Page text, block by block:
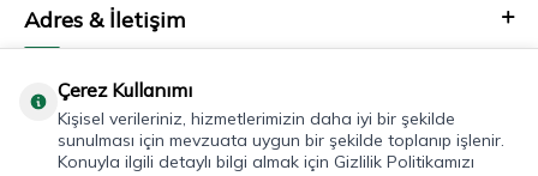
Adres & İletişim
Çerez Kullanımı
Kişisel verileriniz, hizmetlerimizin daha iyi bir şekilde
sunulması için mevzuata uygun bir şekilde toplanıp işlenir.
Konuyla ilgili detaylı bilgi almak için Gizlilik Politikamızı